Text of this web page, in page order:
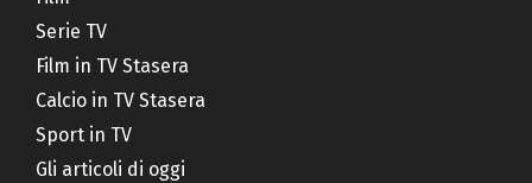
Serie TV
Film in TV Stasera
Calcio in TV Stasera
Sport in TV
Gli articoli di oggi